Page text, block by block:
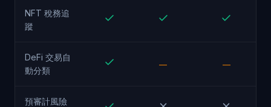
NFT 稅務追
蹤
DeFi 交易自
動分類
— —
預審計風險